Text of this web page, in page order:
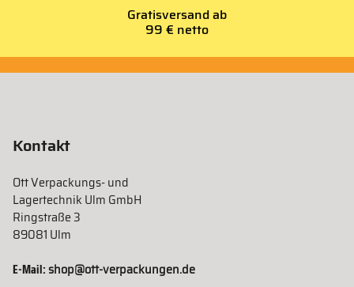
Gratisversand ab
99 € netto
Kontakt
Ott Verpackungs- und
Lagertechnik Ulm GmbH
Ringstraße 3
89081 Ulm
E-Mail:shop@ott-verpackungen.de